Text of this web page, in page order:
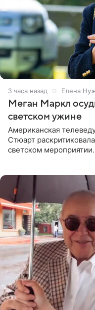
3 часа назад Елена
Меган Маркл
светском ужине
Американская
Стюарт
светском